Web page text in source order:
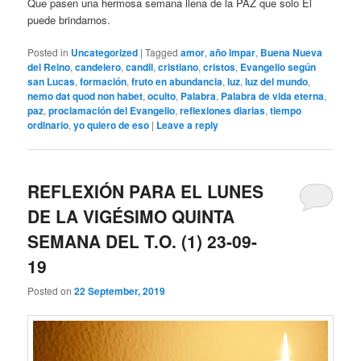
puede brindarnos.
Posted in Uncategorized |Tagged amor,año impar, Buena Nueva
del Reino,candelero,candil,cristiano,cristos, Evangelio según
san Lucas,formación,fruto en abundancia,luz,luz del mundo,
nemo dat quod non habet,oculto, Palabra, Palabra de vida eterna,
paz,proclamación del Evangelio,reflexiones diarias,tiempo
ordinario,yo quiero de eso | Leave a reply
REFLEXIÓN PARA EL LUNES
DE LA VIGÉSIMO QUINTA
SEMANA DEL T.O. (1) 23-09-
19
Posted on22 September, 2019